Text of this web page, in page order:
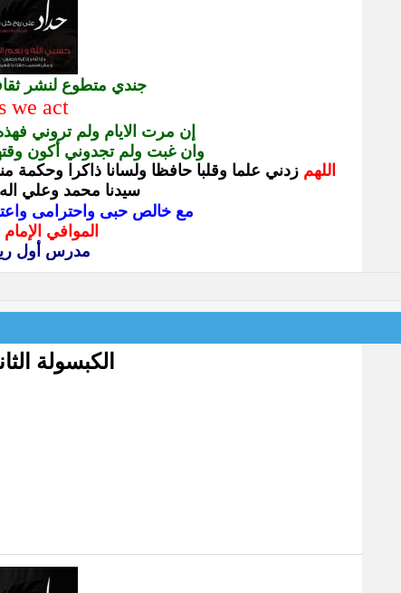
جندي متطوع لنشر
we act
إن مرت الايام ولم تروني
وان غبت ولم تجدوني أكون
اللهم زدني علما وقلبا حافظا ولسانا ذاكرا وحكمة
سيدنا محمد وعلي
مع خالص حبى واحترامى
الموافي
مدرس أول
الكبسولة